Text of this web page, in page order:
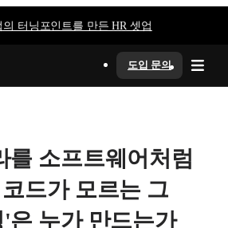
의 터닝포인트를 만든 HR 셋업
도입 문의
를 소프트웨어처럼
드가 모르는 그
은 누가 만드는가